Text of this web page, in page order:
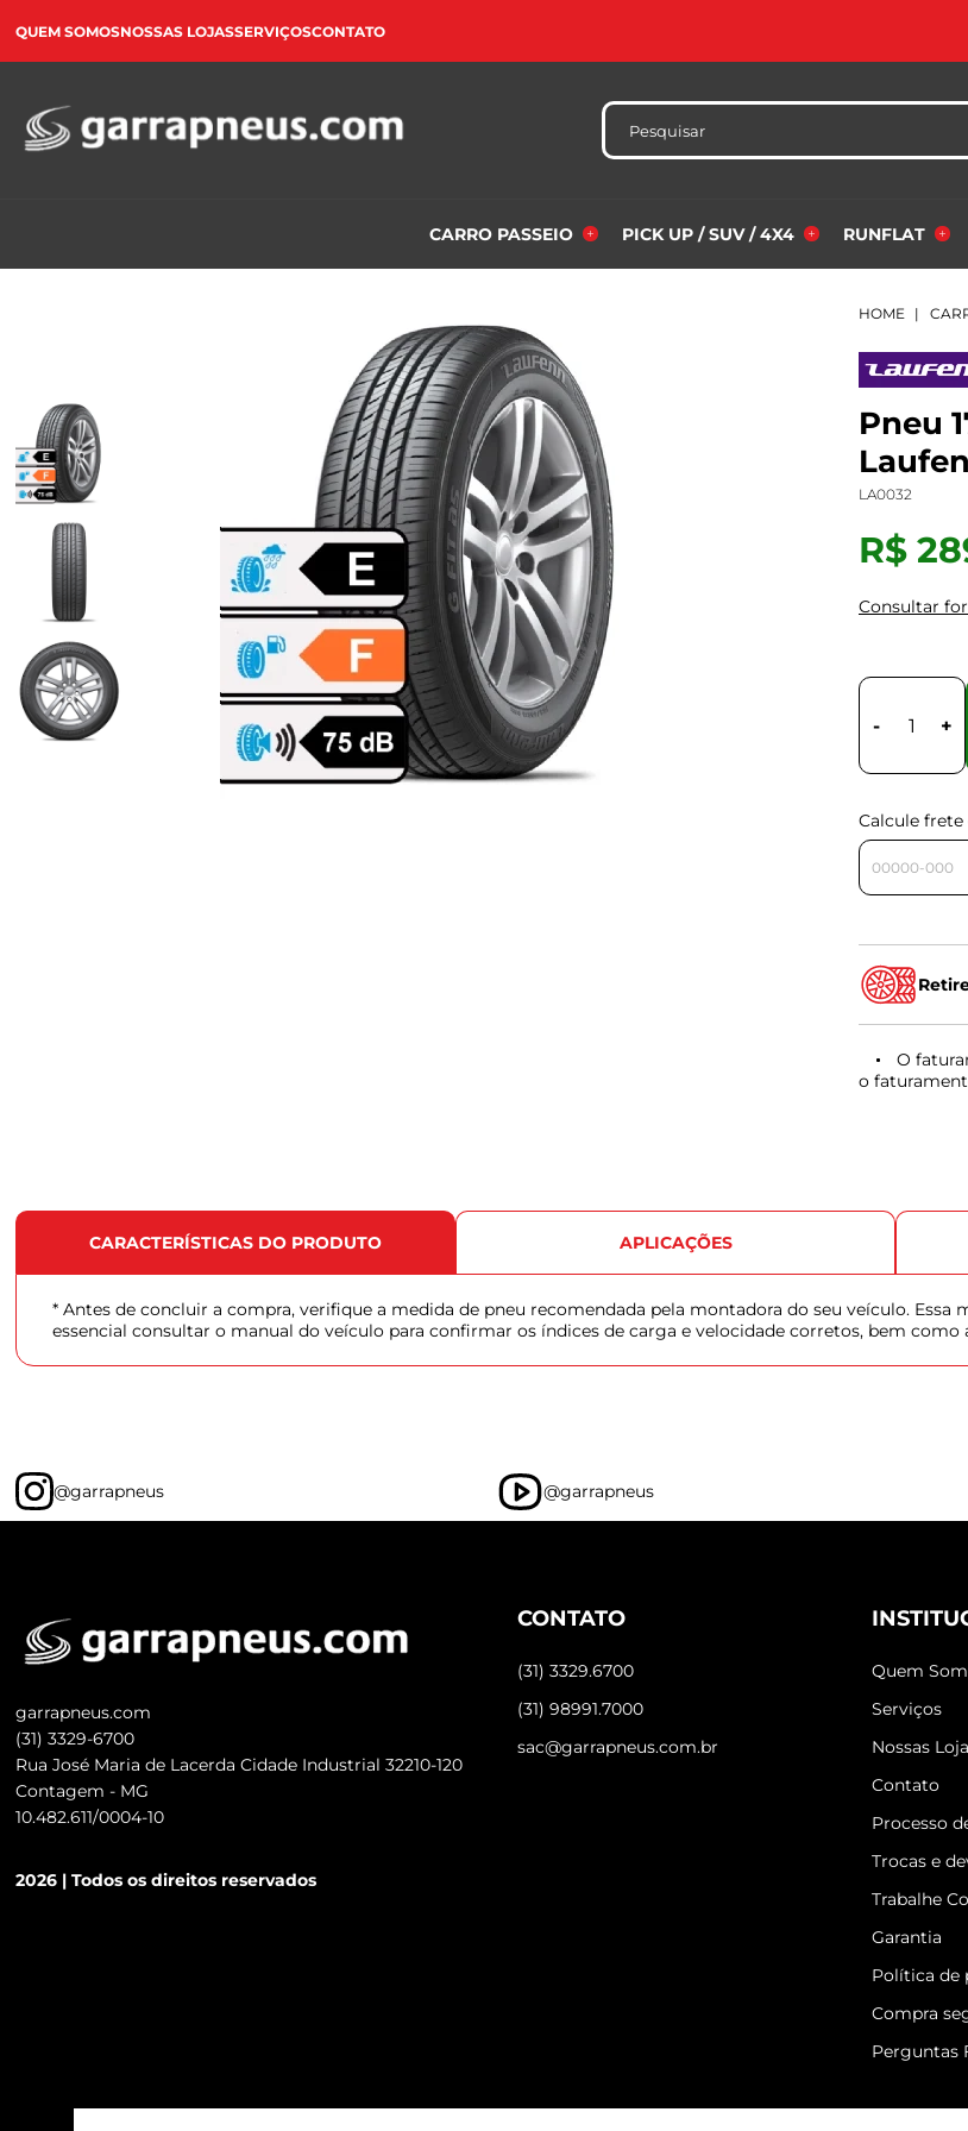
QUEM SOMOSNOSSAS LOJASSERVIÇOSCONTATO
CARRO PASSEIO PICK UP / SUV / 4X4 RUNFLAT
HOME
Pneu
LA0032
R$
Consultar
- +
Calcule frete
O
o
CARACTERÍSTICAS DO PRODUTO APLICAÇÕES
* Antes de concluir a compra, verifique a medida de pneu recomendada pela montadora do seu veículo.
essencial consultar o manual do veículo para confirmar os índices de carga e velocidade corretos, bem
@garrapneus @garrapneus
garrapneus.com
(31) 3329-6700
Rua José Maria de Lacerda Cidade Industrial 32210-120
Contagem - MG
10.482.611/0004-10
2026 | Todos os direitos reservados
CONTATO
(31) 3329.6700
(31) 98991.7000
sac@garrapneus.com.br
Quem
Serviços
Nossas
Contato
Processo
Trocas e
Trabalhe
Garantia
Política de
Compra
Perguntas